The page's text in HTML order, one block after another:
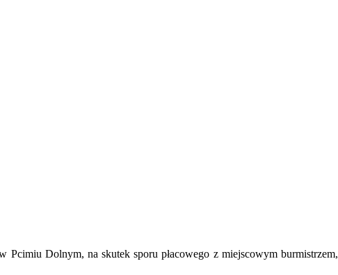
Dolnym, na skutek sporu płacowego z miejscowym